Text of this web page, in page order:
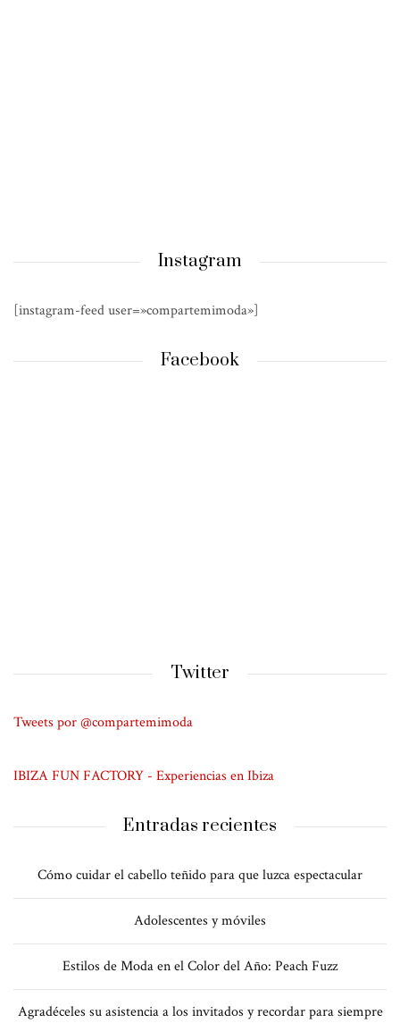
Instagram
[instagram-feed user=»compartemimoda»]
Facebook
Twitter
Tweets por @compartemimoda
IBIZA FUN FACTORY - Experiencias en Ibiza
Entradas recientes
Cómo cuidar el cabello teñido para que luzca espectacular
Adolescentes y móviles
Estilos de Moda en el Color del Año: Peach Fuzz
Agradéceles su asistencia a los invitados y recordar para siempre